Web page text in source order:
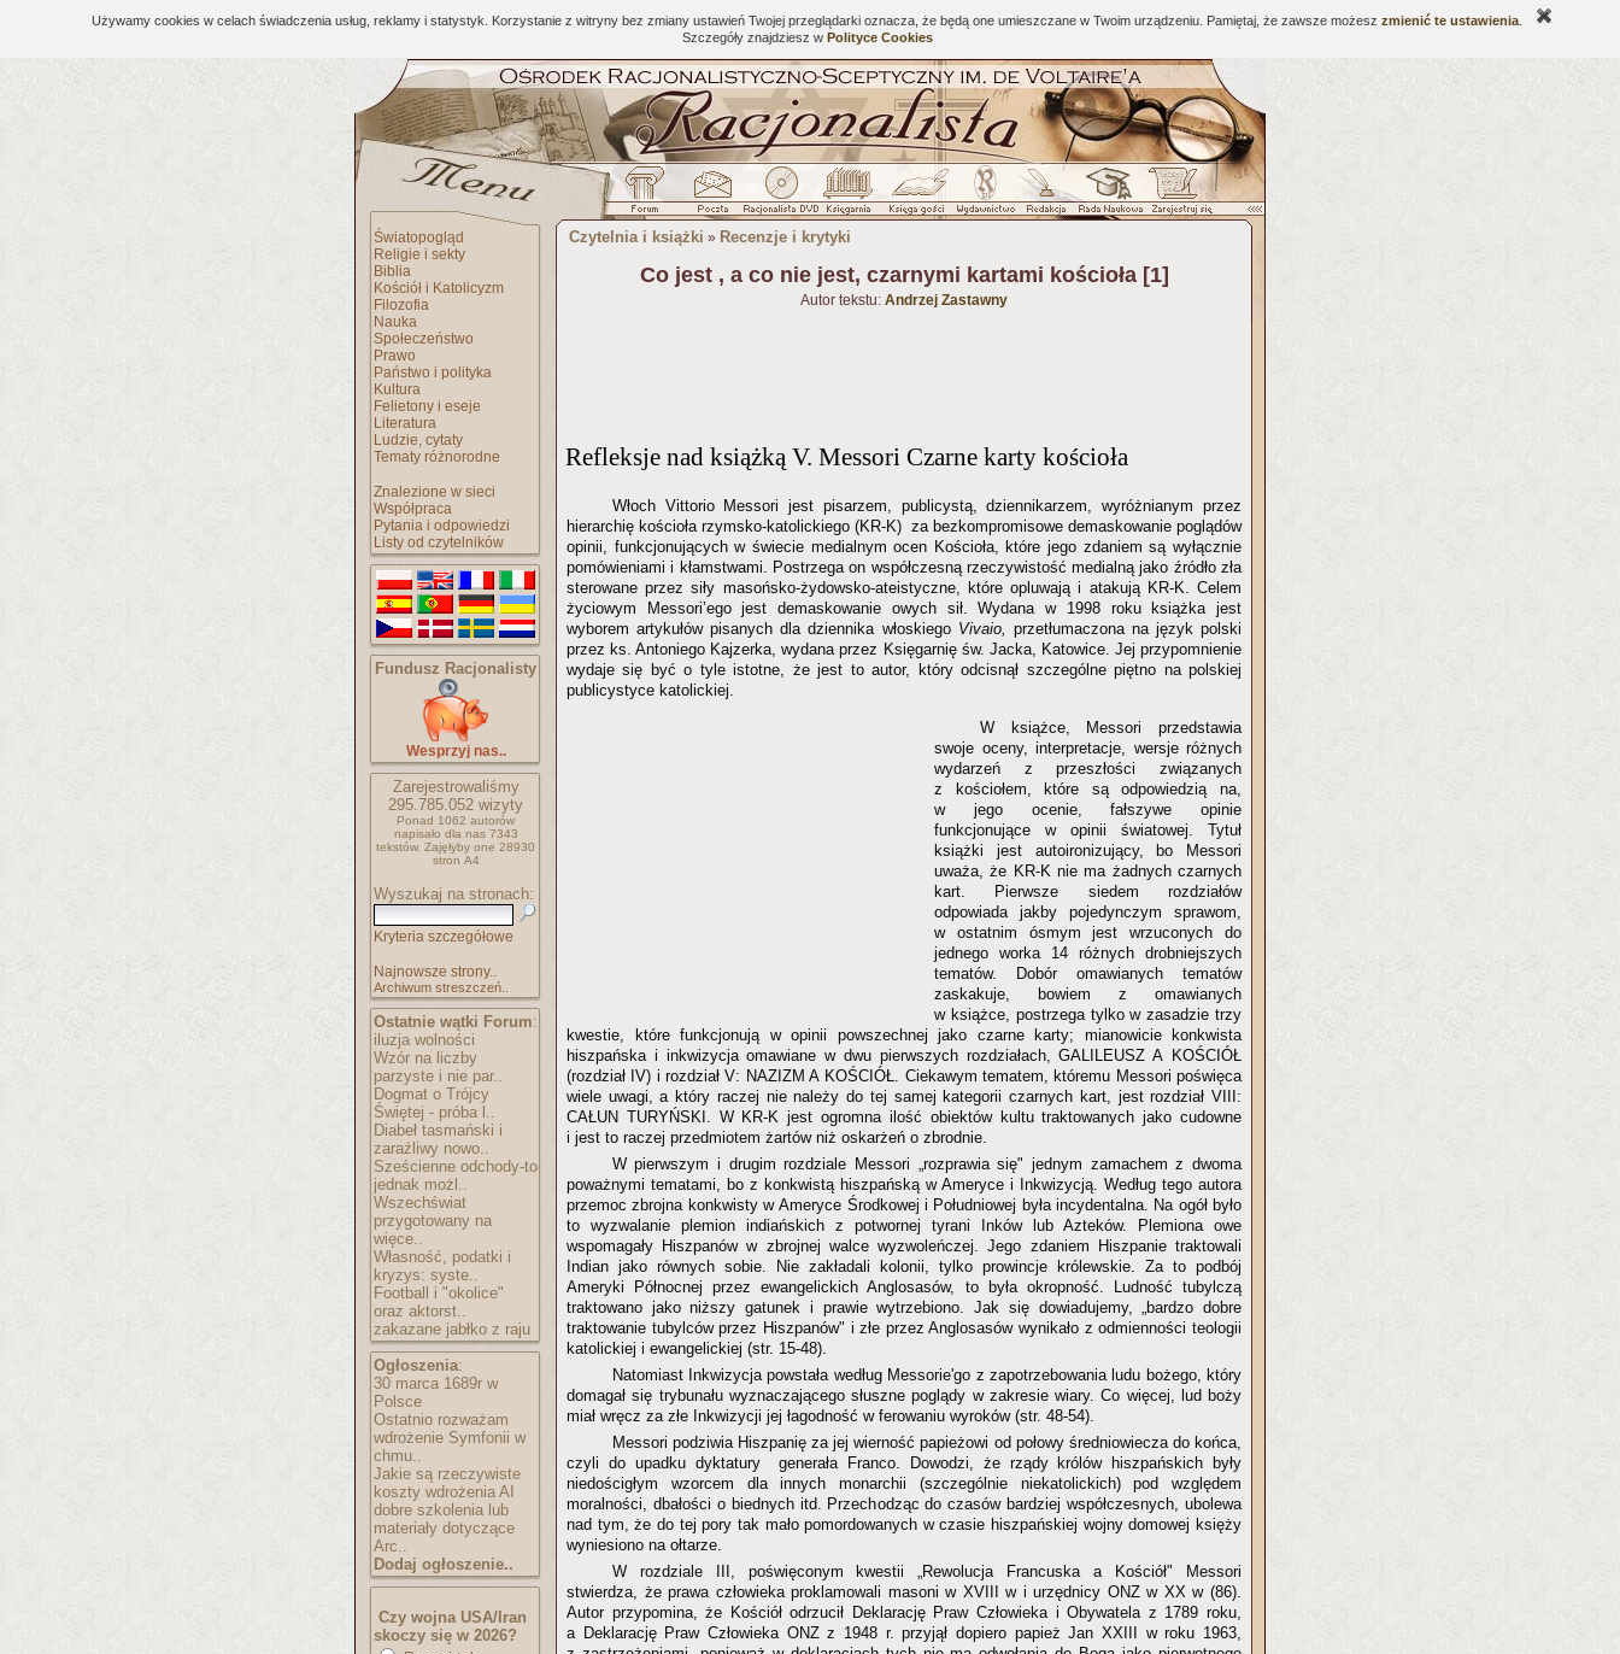
Używamy cookies w celach świadczenia usług, reklamy i statystyk. Korzystanie z witryny bez zmiany ustawień Twojej przeglądarki oznacza, że będą one umieszczane w Twoim urządzeniu. Pamiętaj, że zawsze możesz zmienić te ustawienia
Szczegóły znajdziesz w Polityce Cookies
Światopogląd
Religie i sekty
Biblia
Kościół i Katolicyzm
Filozofia
Nauka
Społeczeństwo
Prawo
Państwo i polityka
Kultura
Felietony i eseje
Literatura
Ludzie, cytaty
Tematy różnorodne
Znalezione w sieci
Współpraca
Pytania i odpowiedzi
Listy od czytelników
Fundusz Racjonalisty
Wesprzyj nas..
Zarejestrowaliśmy
295.785.052 wizyty
Ponad 1062 autorów
napisało dla nas 7343
tekstów. Zajęłyby one 28930
stron A4
Wyszukaj na stronach:
Kryteria szczegółowe
Najnowsze strony..
Archiwum streszczeń..
Ostatnie wątki Forum:
iluzja wolności
Wzór na liczby
parzyste i nie par..
Dogmat o Trójcy
Świętej - próba l..
Diabeł tasmański i
zaraźliwy nowo..
Sześcienne odchody-to
jednak możl..
Wszechświat
przygotowany na
więce..
Własność, podatki i
kryzys: syste..
Football i "okolice"
oraz aktorst..
zakazane jabłko z raju
Ogłoszenia:
30 marca 1689r w
Polsce
Ostatnio rozważam
wdrożenie Symfonii w
chmu..
Jakie są rzeczywiste
koszty wdrożenia AI
dobre szkolenia lub
materiały dotyczące
Arc..
Dodaj ogłoszenie..
Czy wojna USA/Iran
skoczy się w 2026?
Czytelnia i książki » Recenzje i krytyki
Co jest , a co nie jest, czarnymi kartami kościoła [1]
Autor tekstu: Andrzej Zastawny
Refleksje nad książką V. Messori Czarne karty kościoła
Włoch Vittorio Messori jest pisarzem, publicystą, dziennikarzem, wyróżnianym przez
hierarchię kościoła rzymsko-katolickiego (KR-K) za bezkompromisowe demaskowanie poglądów
opinii, funkcjonujących w świecie medialnym ocen Kościoła, które jego zdaniem są wyłącznie
pomówieniami i kłamstwami. Postrzega on współczesną rzeczywistość medialną jako źródło zła
sterowane przez siły masońsko-żydowsko-ateistyczne, które opluwają i atakują KR-K. Celem
życiowym Messori’ego jest demaskowanie owych sił. Wydana w 1998 roku książka jest
wyborem artykułów pisanych dla dziennika włoskiego Vivaio, przetłumaczona na język polski
przez ks. Antoniego Kajzerka, wydana przez Księgarnię św. Jacka, Katowice. Jej przypomnienie
wydaje się być o tyle istotne, że jest to autor, który odcisnął szczególne piętno na polskiej
publicystyce katolickiej.
W książce, Messori przedstawia
swoje oceny, interpretacje, wersje różnych
wydarzeń z przeszłości związanych
z kościołem, które są odpowiedzią na,
w jego ocenie, fałszywe opinie
funkcjonujące w opinii światowej. Tytuł
książki jest autoironizujący, bo Messori
uważa, że KR-K nie ma żadnych czarnych
kart. Pierwsze siedem rozdziałów
odpowiada jakby pojedynczym sprawom,
w ostatnim ósmym jest wrzuconych do
jednego worka 14 różnych drobniejszych
tematów. Dobór omawianych tematów
zaskakuje, bowiem z omawianych
w książce, postrzega tylko w zasadzie trzy
kwestie, które funkcjonują w opinii powszechnej jako czarne karty; mianowicie konkwista
hiszpańska i inkwizycja omawiane w dwu pierwszych rozdziałach, GALILEUSZ A KOŚCIÓŁ
(rozdział IV) i rozdział V: NAZIZM A KOŚCIÓŁ. Ciekawym tematem, któremu Messori poświęca
wiele uwagi, a który raczej nie należy do tej samej kategorii czarnych kart, jest rozdział VIII:
CAŁUN TURYŃSKI. W KR-K jest ogromna ilość obiektów kultu traktowanych jako cudowne
i jest to raczej przedmiotem żartów niż oskarżeń o zbrodnie.
W pierwszym i drugim rozdziale Messori „rozprawia się" jednym zamachem z dwoma
poważnymi tematami, bo z konkwistą hiszpańską w Ameryce i Inkwizycją. Według tego autora
przemoc zbrojna konkwisty w Ameryce Środkowej i Południowej była incydentalna. Na ogół było
to wyzwalanie plemion indiańskich z potwornej tyrani Inków lub Azteków. Plemiona owe
wspomagały Hiszpanów w zbrojnej walce wyzwoleńczej. Jego zdaniem Hiszpanie traktowali
Indian jako równych sobie. Nie zakładali kolonii, tylko prowincje królewskie. Za to podbój
Ameryki Północnej przez ewangelickich Anglosasów, to była okropność. Ludność tubylczą
traktowano jako niższy gatunek i prawie wytrzebiono. Jak się dowiadujemy, „bardzo dobre
traktowanie tubylców przez Hiszpanów" i złe przez Anglosasów wynikało z odmienności teologii
katolickiej i ewangelickiej (str. 15-48).
Natomiast Inkwizycja powstała według Messorie'go z zapotrzebowania ludu bożego, który
domagał się trybunału wyznaczającego słuszne poglądy w zakresie wiary. Co więcej, lud boży
miał wręcz za złe Inkwizycji jej łagodność w ferowaniu wyroków (str. 48-54).
Messori podziwia Hiszpanię za jej wierność papieżowi od połowy średniowiecza do końca,
czyli do upadku dyktatury generała Franco. Dowodzi, że rządy królów hiszpańskich były
niedościgłym wzorcem dla innych monarchii (szczególnie niekatolickich) pod względem
moralności, dbałości o biednych itd. Przechodząc do czasów bardziej współczesnych, ubolewa
nad tym, że do tej pory tak mało pomordowanych w czasie hiszpańskiej wojny domowej księży
wyniesiono na ołtarze.
W rozdziale III, poświęconym kwestii „Rewolucja Francuska a Kościół" Messori
stwierdza, że prawa człowieka proklamowali masoni w XVIII w i urzędnicy ONZ w XX w (86).
Autor przypomina, że Kościół odrzucił Deklarację Praw Człowieka i Obywatela z 1789 roku,
a Deklarację Praw Człowieka ONZ z 1948 r. przyjął dopiero papież Jan XXIII w roku 1963,